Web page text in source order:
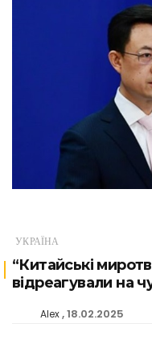
УКРАЇНА
“Китайські
відреагували на
Alex 18.02.2025